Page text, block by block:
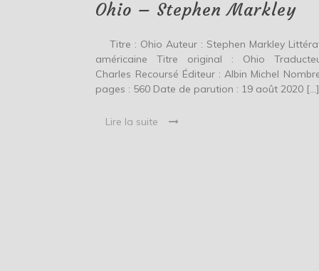
Ohio – Stephen Markley
Titre : Ohio Auteur : Stephen Markley
américaine Titre original : Ohio
Charles Recoursé Éditeur : Albin Michel
pages : 560 Date de parution : 19 août 2020 […]
Lire la suite